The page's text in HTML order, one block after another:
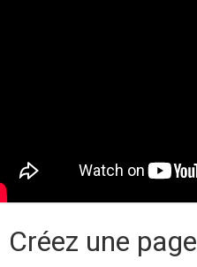
Créez une page